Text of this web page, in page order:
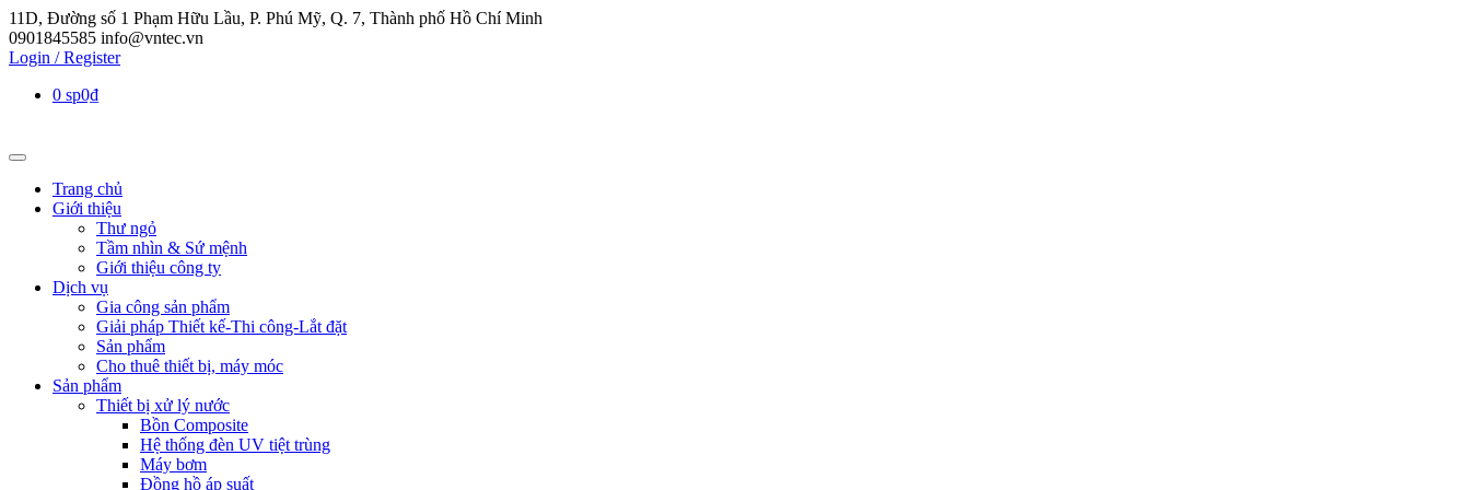
11D, Đường số 1 Phạm Hữu Lầu, P. Phú Mỹ, Q. 7, Thành phố Hồ Chí Minh
0901845585 info@vntec.vn
Login / Register
0 sp0₫
Trang chủ
Giới thiệu
Thư ngỏ
Tầm nhìn & Sứ mệnh
Giới thiệu công ty
Dịch vụ
Gia công sản phẩm
Giải pháp Thiết kế-Thi công-Lắt đặt
Sản phẩm
Cho thuê thiết bị, máy móc
Sản phẩm
Thiết bị xử lý nước
Bồn Composite
Hệ thống đèn UV tiệt trùng
Máy bơm
Đồng hồ áp suất